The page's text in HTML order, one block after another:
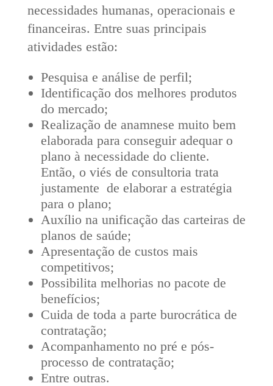
necessidades humanas, operacionais e
financeiras. Entre suas principais
atividades estão:
Pesquisa e análise de perfil;
Identificação dos melhores produtos
do mercado;
Realização de anamnese muito bem
elaborada para conseguir adequar o
plano à necessidade do cliente.
Então, o viés de consultoria trata
justamente de elaborar a estratégia
para o plano;
Auxílio na unificação das carteiras de
planos de saúde;
Apresentação de custos mais
competitivos;
Possibilita melhorias no pacote de
benefícios;
Cuida de toda a parte burocrática de
contratação;
Acompanhamento no pré e pós-
processo de contratação;
Entre outras.